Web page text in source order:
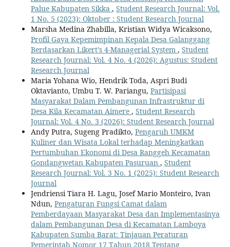
Palue Kabupaten Sikka , Student Research Journal: Vol.
1 No. 5 (2023): Oktober : Student Research Journal
Marsha Medina Zhabilla, Kristian Widya Wicaksono,
Profil Gaya Kepemimpinan Kepala Desa Galanggang
Berdasarkan Likert’s 4-Managerial System , Student
Research Journal: Vol. 4 No. 4 (2026): Agustus: Student
Research Journal
Maria Yohana Wio, Hendrik Toda, Aspri Budi
Oktavianto, Umbu T. W. Pariangu, Partisipasi
Masyarakat Dalam Pembangunan Infrastruktur di
Desa Kila Kecamatan Aimere , Student Research
Journal: Vol. 4 No. 3 (2026): Student Research Journal
Andy Putra, Sugeng Pradikto, Pengaruh UMKM
Kuliner dan Wisata Lokal terhadap Meningkatkan
Pertumbuhan Ekonomi di Desa Ranggeh Kecamatan
Gondangwetan Kabupaten Pasuruan , Student
Research Journal: Vol. 3 No. 1 (2025): Student Research
Journal
Jendriensi Tiara H. Lagu, Josef Mario Monteiro, Ivan
Ndun, Pengaturan Fungsi Camat dalam
Pemberdayaan Masyarakat Desa dan Implementasinya
dalam Pembangunan Desa di Kecamatan Lamboya
Kabupaten Sumba Barat: Tinjauan Peraturan
Pemerintah Nomor 17 Tahun 2018 Tentang